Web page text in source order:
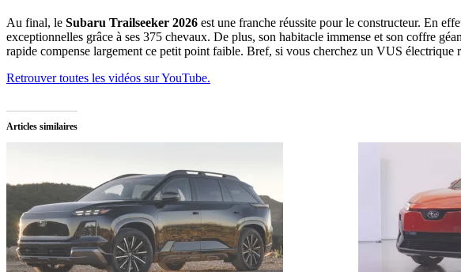
Au final, le Subaru Trailseeker 2026 est une franche réussite pour le constructeur. En
exceptionnelles grâce à ses 375 chevaux. De plus, son habitacle immense et son coffre
rapide compense largement ce petit point faible. Bref, si vous cherchez un VUS électrique
Retrouver toutes les vidéos sur YouTube.
Articles similaires